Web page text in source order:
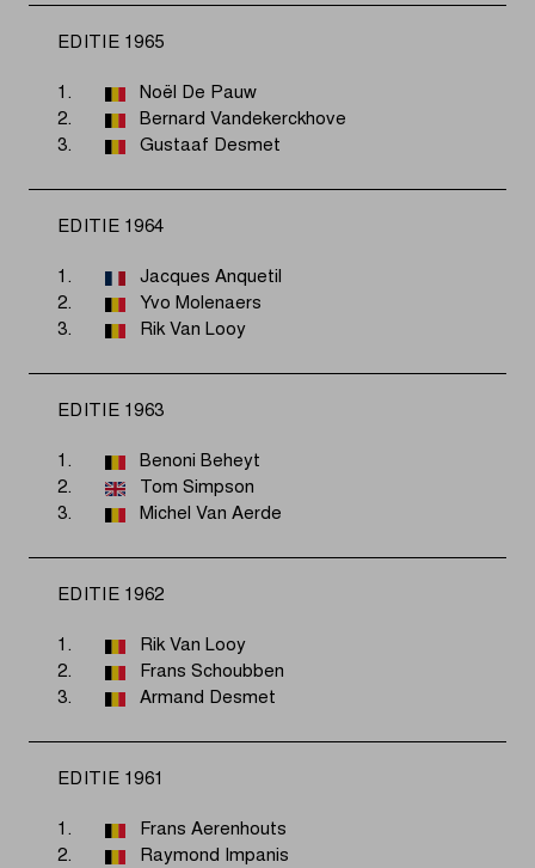
EDITIE 1965
1.
Noël De Pauw
2.
Bernard Vandekerckhove
3.
Gustaaf Desmet
EDITIE 1964
1.
Jacques Anquetil
2.
Yvo Molenaers
3.
Rik Van Looy
EDITIE 1963
1.
Benoni Beheyt
2.
Tom Simpson
3.
Michel Van Aerde
EDITIE 1962
1.
Rik Van Looy
2.
Frans Schoubben
3.
Armand Desmet
EDITIE 1961
1.
Frans Aerenhouts
2.
Raymond Impanis